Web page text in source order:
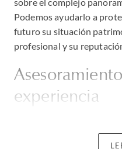
Podemos ayudarlo a
futuro su situación
profesional y su
experiencia
experiencia en asesorar